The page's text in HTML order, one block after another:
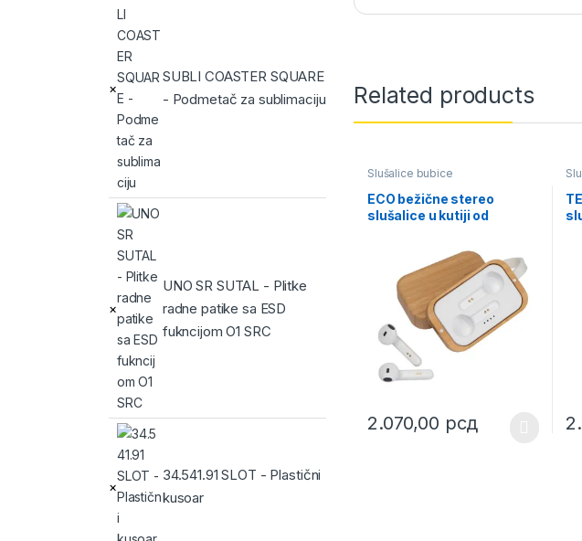
Related products
Slušalice bubice
ECO bežične stereo
slušalice u kutiji od
2.070,00 рсд
This product has multiple variants.
×
SUBLI COASTER SQUARE
- Podmetač za sublimaciju
×
UNO SR SUTAL - Plitke
radne patike sa ESD
fukncijom O1 SRC
×
34.541.91 SLOT - Plastični
kusoar